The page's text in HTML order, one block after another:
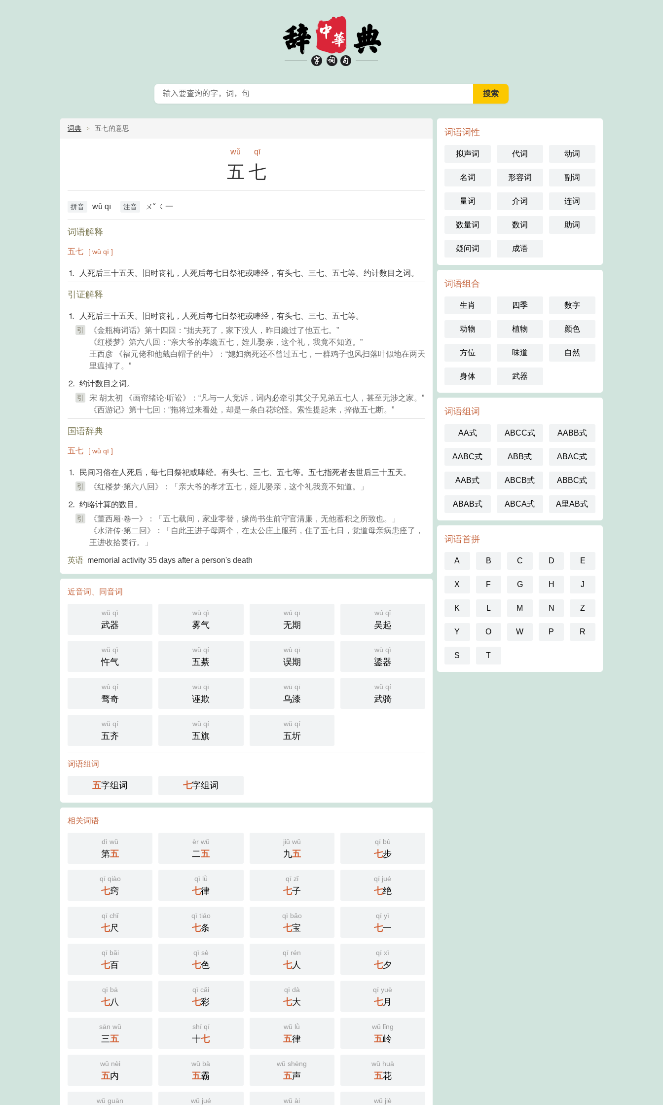
词典 五七的意思
wǔ qī
五七
拼音 wǔ qī 注音 ㄨˇ ㄑ一
词语解释
五七 [ wǔ qī ]
⒈ 人死后三十五天。旧时丧礼，人死后每七日祭祀或唪经，有头七、三七、五七等。约计数目之词。
引证解释
⒈ 人死后三十五天。旧时丧礼，人死后每七日祭祀或唪经，有头七、三七、五七等。
引
《金瓶梅词话》第十四回：“拙夫死了，家下没人，昨日纔过了他五七。”
《红楼梦》第六八回：“亲大爷的孝纔五七，姪儿娶亲，这个礼，我竟不知道。”
王西彦 《福元佬和他戴白帽子的牛》：“媳妇病死还不曾过五七，一群鸡子也风扫落叶似地在两天
里瘟掉了。”
⒉ 约计数目之词。
引
宋 胡太初 《画帘绪论·听讼》：“凡与一人竞诉，词内必牵引其父子兄弟五七人，甚至无涉之家。”
《西游记》第十七回：“拖将过来看处，却是一条白花蛇怪。索性提起来，捽做五七断。”
国语辞典
五七 [ wǔ qī ]
⒈ 民间习俗在人死后，每七日祭祀或唪经。有头七、三七、五七等。五七指死者去世后三十五天。
引 《红楼梦·第六八回》：「亲大爷的孝才五七，姪儿娶亲，这个礼我竟不知道。」
⒉ 约略计算的数目。
引
《董西厢·卷一》：「五七载间，家业零替，缘尚书生前守官清廉，无他蓄积之所致也。」
《水浒传·第二回》：「自此王进子母两个，在太公庄上服药，住了五七日，觉道母亲病患痊了，
王进收拾要行。」
英语 memorial activity 35 days after a person's death
近音词、同音词
wǔ qì
武器
wù qì
雾气
wú qī
无期
wú qǐ
吴起
wǔ qì
忤气
wǔ qí
五綦
wù qī
误期
wù qì
鋈器
wù qí
骛奇
wū qī
诬欺
wū qī
乌漆
wǔ qí
武骑
wǔ qí
五齐
wǔ qí
五旗
wǔ qí
五圻
词语组词
五字组词 七字组词
相关词语
dì wǔ
第五
èr wǔ
二五
jiǔ wǔ
九五
qī bù
七步
qī qiào
七窍
qī lǜ
七律
qī zǐ
七子
qī jué
七绝
qī chǐ
七尺
qī tiáo
七条
qī bǎo
七宝
qī yī
七一
qī bǎi
七百
qī sè
七色
qī rén
七人
qī xī
七夕
qī bā
七八
qī cǎi
七彩
qī dà
七大
qī yuè
七月
sān wǔ
三五
shí qī
十七
wǔ lǜ
五律
wǔ lǐng
五岭
wǔ nèi
五内
wǔ bà
五霸
wǔ shēng
五声
wǔ huā
五花
wǔ guān wǔ jué wǔ ài wǔ jiè
词语词性
拟声词 代词 动词
名词 形容词 副词
量词 介词 连词
数量词 数词 助词
疑问词 成语
词语组合
生肖 四季 数字
动物 植物 颜色
方位 味道 自然
身体 武器
词语组词
AA式 ABCC式 AABB式
AABC式 ABB式 ABAC式
AAB式 ABCB式 ABBC式
ABAB式 ABCA式 A里AB式
词语首拼
A B C D E
X F G H J
K L M N Z
Y O W P R
S T